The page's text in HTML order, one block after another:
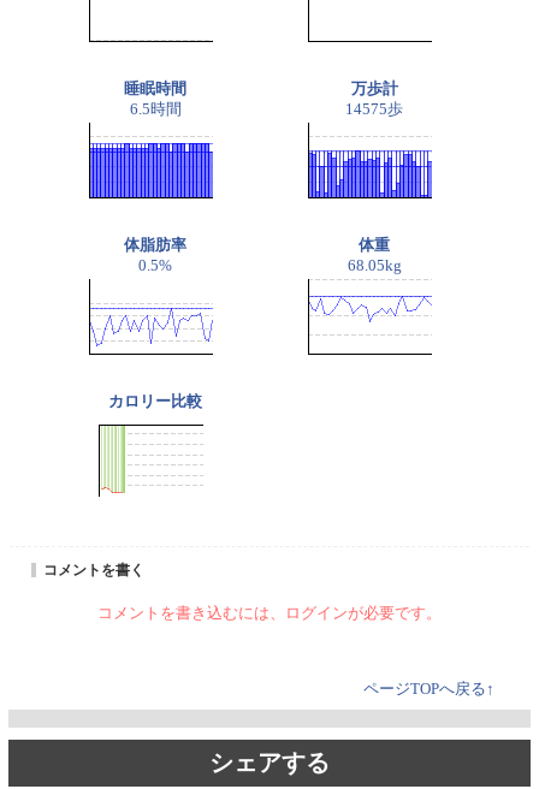
睡眠時間
6.5時間
万歩計
14575歩
体脂肪率
0.5%
体重
68.05kg
カロリー比較
コメントを書く
コメントを書き込むには、ログインが必要です。
ページTOPへ戻る↑
シェアする